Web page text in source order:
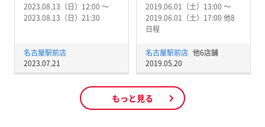
2023.08.13（日）12:00 〜
2023.08.13（日）21:30
名古屋駅前店
2023.07.21
2019.06.01（土）13:00 〜
2019.06.01（土）17:00 他8
日程
名古屋駅前店 他6店舗
2019.05.20
もっと見る